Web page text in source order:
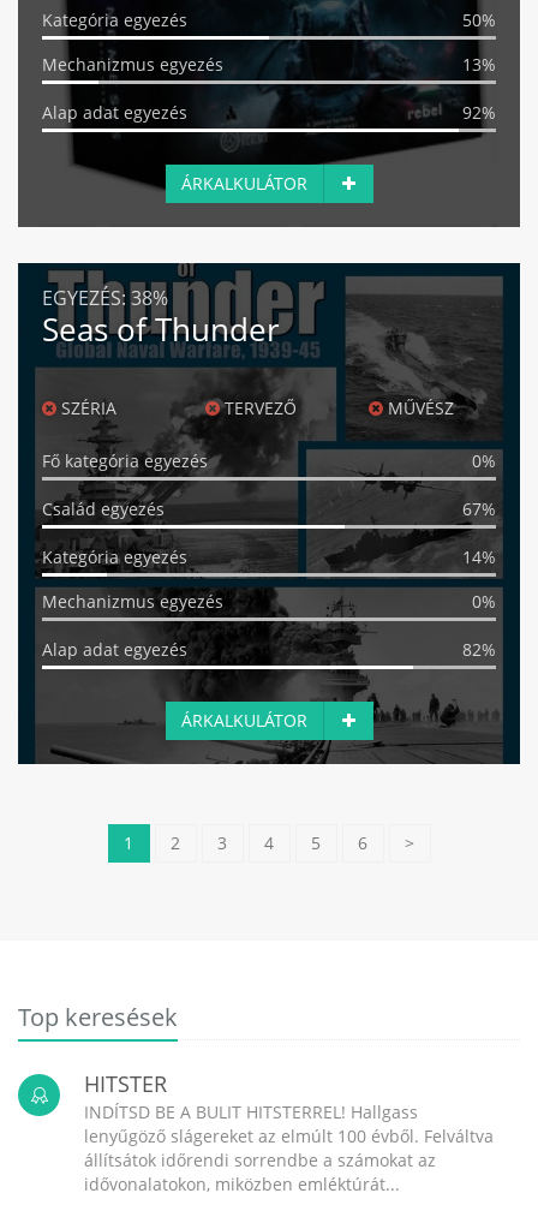
Kategória egyezés
50%
Mechanizmus egyezés
13%
Alap adat egyezés 92%
ÁRKALKULÁTOR
EGYEZÉS: 38%
Seas of Thunder
SZÉRIA TERVEZŐ MŰVÉSZ
Fő kategória egyezés 0%
Család egyezés 67%
Kategória egyezés
14%
Mechanizmus egyezés
0%
Alap adat egyezés 82%
ÁRKALKULÁTOR
1 2 3 4 5 6 >
Top keresések
HITSTER
INDÍTSD BE A BULIT HITSTERREL! Hallgass
lenyűgöző slágereket az elmúlt 100 évből. Felváltva
állítsátok időrendi sorrendbe a számokat az
idővonalatokon, miközben emléktúrát...